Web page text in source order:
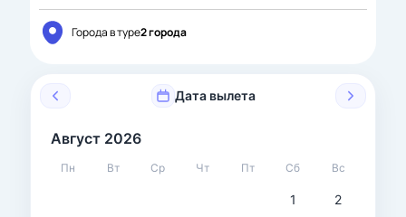
Города в туре2 города
Дата вылета
Август 2026
Пн Вт Ср Чт Пт Сб Вс
1 2